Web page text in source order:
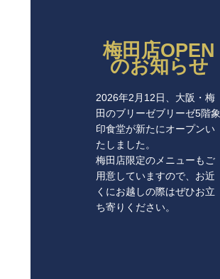
梅田店OPEN
のお知らせ
2026年2月12日、大阪・梅
田のブリーゼブリーゼ5階象
印食堂が新たにオープンい
たしました。
梅田店限定のメニューもご
用意していますので、お近
くにお越しの際はぜひお立
ち寄りください。